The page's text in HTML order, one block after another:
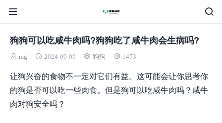
狗狗可以吃咸牛肉吗?狗狗吃了咸牛肉会生病吗?
mg 2024-09-09 狗狗 1473
让狗兴奋的食物不一定对它们有益。这可能会让你思考你
的狗是否可以吃一些肉食。但是狗可以吃咸牛肉吗？咸牛
肉对狗安全吗？